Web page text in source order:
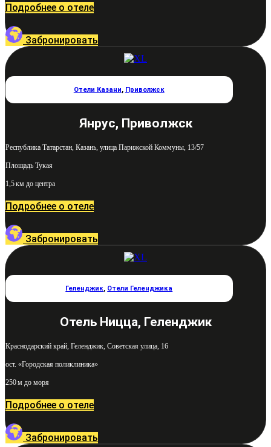
Подробнее о отеле
Забронировать
Отели Казани, Приволжск
Янрус, Приволжск
Республика Татарстан, Казань, улица Парижской Коммуны, 13/57
Площадь Тукая
1,5 км до центра
Подробнее о отеле
Забронировать
Геленджик, Отели Геленджика
Отель Ницца, Геленджик
Краснодарский край, Геленджик, Советская улица, 16
ост. «Городская поликлиника»
250 м до моря
Подробнее о отеле
Забронировать